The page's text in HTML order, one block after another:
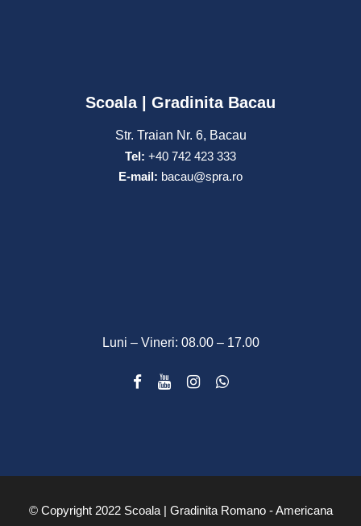
Scoala | Gradinita Bacau
Str. Traian Nr. 6, Bacau
Tel: +40 742 423 333
E-mail: bacau@spra.ro
Luni – Vineri: 08.00 – 17.00
© Copyright 2022 Scoala | Gradinita Romano - Americana